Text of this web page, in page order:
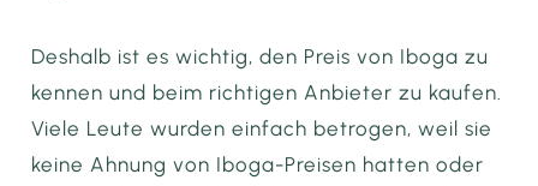
Deshalb ist es wichtig, den Preis von Iboga zu
kennen und beim richtigen Anbieter zu kaufen.
Viele Leute wurden einfach betrogen, weil sie
keine Ahnung von Iboga-Preisen hatten oder